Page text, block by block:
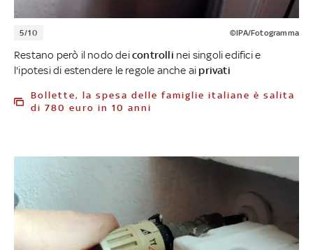
5/10 ©IPA/Fotogramma
Restano però il nodo deicontrolli nei singoli edifici e
l'ipotesi di estendere le regole anche ai privati
Bollette, la spesa delle famiglie italiane è salita
di 780 euro in 10 anni